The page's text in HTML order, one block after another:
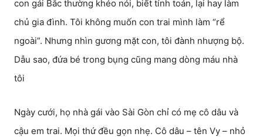
con gái Bắc thường khéo nói, biết tính toán, lại hay làm
chủ gia đình. Tôi không muốn con trai mình làm “rể
ngoài”. Nhưng nhìn gương mặt con, tôi đành nhượng bộ.
Dẫu sao, đứa bé trong bụng cũng mang dòng máu nhà
tôi
Ngày cưới, họ nhà gái vào Sài Gòn chỉ có mẹ cô dâu và
cậu em trai. Mọi thứ đều gọn nhẹ. Cô dâu – tên Vy – nhỏ